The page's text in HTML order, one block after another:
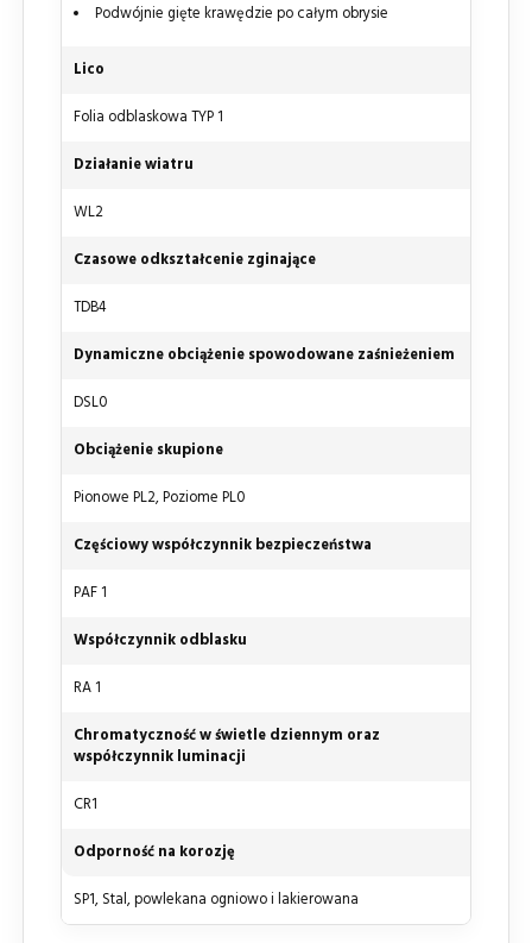
Podwójnie gięte krawędzie po całym obrysie
Lico
Folia odblaskowa TYP 1
Działanie wiatru
WL2
Czasowe odkształcenie zginające
TDB4
Dynamiczne obciążenie spowodowane zaśnieżeniem
DSL0
Obciążenie skupione
Pionowe PL2, Poziome PL0
Częściowy współczynnik bezpieczeństwa
PAF 1
Współczynnik odblasku
RA 1
Chromatyczność w świetle dziennym oraz
współczynnik luminacji
CR1
Odporność na korozję
SP1, Stal, powlekana ogniowo i lakierowana